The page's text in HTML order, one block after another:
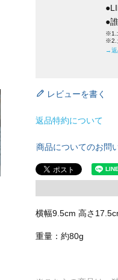
●
※1.
※2.
→返
レビューを書く
返品特約について
商品についてのお問
横幅9.5cm 高さ
重量：約80g